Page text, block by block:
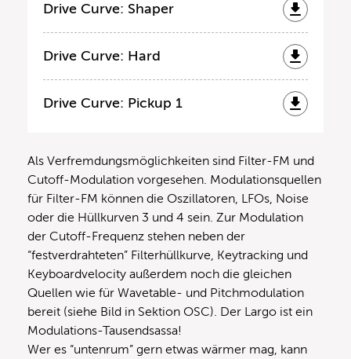
Drive Curve: Shaper
Drive Curve: Hard
Drive Curve: Pickup 1
Als Verfremdungsmöglichkeiten sind Filter-FM und
Cutoff-Modulation vorgesehen. Modulationsquellen
für Filter-FM können die Oszillatoren, LFOs, Noise
oder die Hüllkurven 3 und 4 sein. Zur Modulation
der Cutoff-Frequenz stehen neben der
“festverdrahteten” Filterhüllkurve, Keytracking und
Keyboardvelocity außerdem noch die gleichen
Quellen wie für Wavetable- und Pitchmodulation
bereit (siehe Bild in Sektion OSC). Der Largo ist ein
Modulations-Tausendsassa!
Wer es “untenrum” gern etwas wärmer mag, kann